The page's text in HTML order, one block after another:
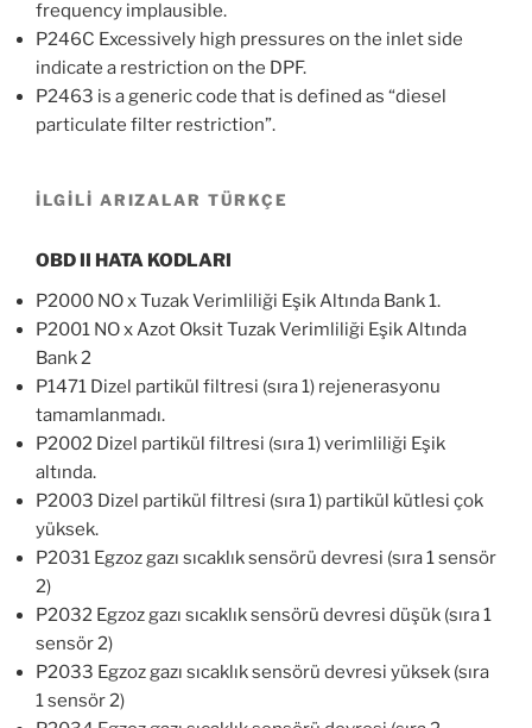
frequency implausible.
P246C Excessively high pressures on the inlet side
indicate a restriction on the DPF.
P2463 is a generic code that is defined as “diesel
particulate filter restriction”.
İLGİLİ ARIZALAR TÜRKÇE
OBD II HATA KODLARI
P2000 NO x Tuzak Verimliliği Eşik Altında Bank 1.
P2001 NO x Azot Oksit Tuzak Verimliliği Eşik Altında
Bank 2
P1471 Dizel partikül filtresi (sıra 1) rejenerasyonu
tamamlanmadı.
P2002 Dizel partikül filtresi (sıra 1) verimliliği Eşik
altında.
P2003 Dizel partikül filtresi (sıra 1) partikül kütlesi çok
yüksek.
P2031 Egzoz gazı sıcaklık sensörü devresi (sıra 1 sensör
2)
P2032 Egzoz gazı sıcaklık sensörü devresi düşük (sıra 1
sensör 2)
P2033 Egzoz gazı sıcaklık sensörü devresi yüksek (sıra
1 sensör 2)